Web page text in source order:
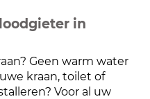
in
Geen warm water
kraan, toilet of
Voor al uw